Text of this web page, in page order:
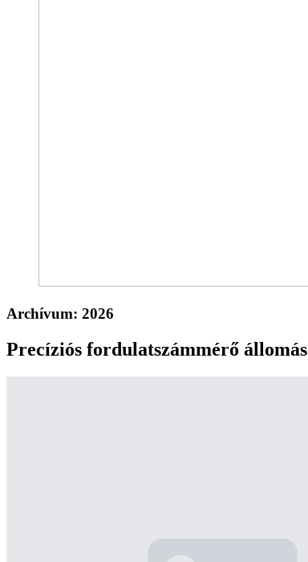
Archívum: 2026
Precíziós fordulatszámmérő állomás